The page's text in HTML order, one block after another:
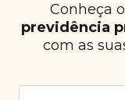
Conheça
previdência
com as